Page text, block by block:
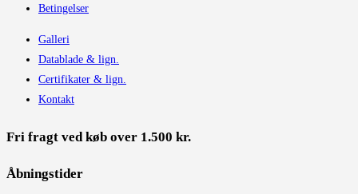
Betingelser
Galleri
Datablade & lign.
Certifikater & lign.
Kontakt
Fri fragt ved køb over 1.500 kr.
Åbningstider​